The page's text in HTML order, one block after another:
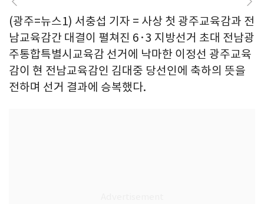
(광주=뉴스1) 서충섭 기자 = 사상 첫 광주교육감과 전
남교육감간 대결이 펼쳐진 6·3 지방선거 초대 전남광
주통합특별시교육감 선거에 낙마한 이정선 광주교육
감이 현 전남교육감인 김대중 당선인에 축하의 뜻을
전하며 선거 결과에 승복했다.